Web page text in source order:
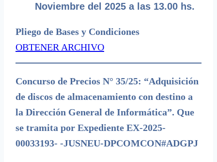
Noviembre del 2025 a las 13.00 hs.
Pliego de Bases y Condiciones
OBTENER ARCHIVO
Concurso de Precios N° 35/25: “Adquisición
de discos de almacenamiento con destino a
la Dirección General de Informática”. Que
se tramita por Expediente EX-2025-
00033193- -JUSNEU-DPCOMCON#ADGPJ